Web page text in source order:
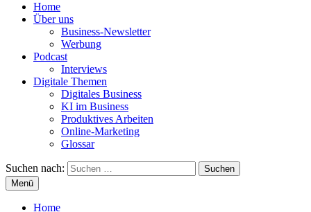
Home
Über uns
Business-Newsletter
Werbung
Podcast
Interviews
Digitale Themen
Digitales Business
KI im Business
Produktives Arbeiten
Online-Marketing
Glossar
Suchen nach:
Menü
Home